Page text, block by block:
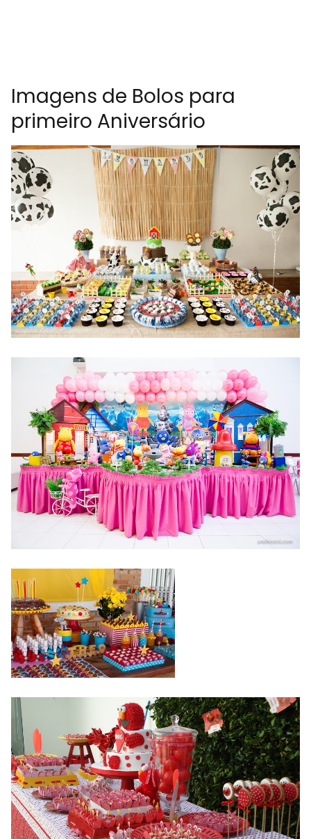
Imagens de Bolos para
primeiro Aniversário